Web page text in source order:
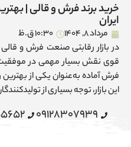
خرید برند فرش و قالی |
ایران
مرداد 8, 1404
10:30 ق.ظ
در بازار رقابتی صنعت فرش و
قوی نقش بسیار مهمی در موفقیت
فرش آماده به‌عنوان یکی از
این بازار، توجه بسیاری از
09128307939